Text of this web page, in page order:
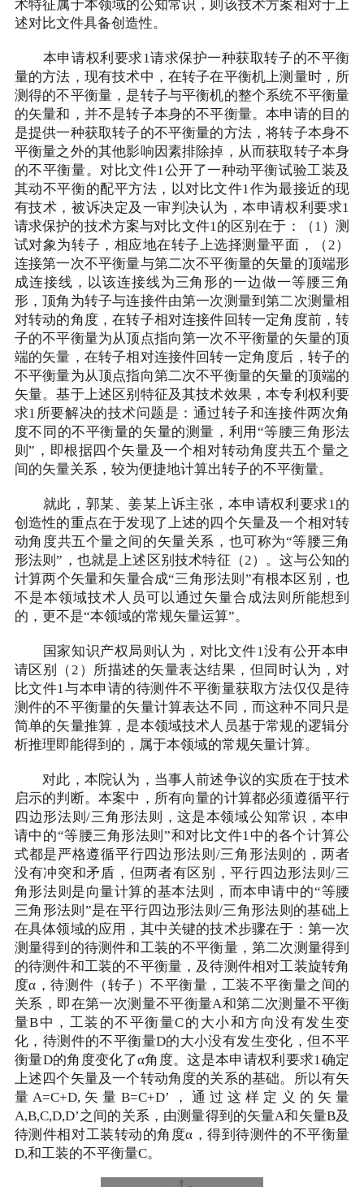
术特征属于本领域的公知常识，则该技术方案相对于上
述对比文件具备创造性。
本申请权利要求1请求保护一种获取转子的不平衡
量的方法，现有技术中，在转子在平衡机上测量时，所
测得的不平衡量，是转子与平衡机的整个系统不平衡量
的矢量和，并不是转子本身的不平衡量。本申请的目的
是提供一种获取转子的不平衡量的方法，将转子本身不
平衡量之外的其他影响因素排除掉，从而获取转子本身
的不平衡量。对比文件1公开了一种动平衡试验工装及
其动不平衡的配平方法，以对比文件1作为最接近的现
有技术，被诉决定及一审判决认为，本申请权利要求1
请求保护的技术方案与对比文件1的区别在于：（1）测
试对象为转子，相应地在转子上选择测量平面，（2）
连接第一次不平衡量与第二次不平衡量的矢量的顶端形
成连接线，以该连接线为三角形的一边做一等腰三角
形，顶角为转子与连接件由第一次测量到第二次测量相
对转动的角度，在转子相对连接件回转一定角度前，转
子的不平衡量为从顶点指向第一次不平衡量的矢量的顶
端的矢量，在转子相对连接件回转一定角度后，转子的
不平衡量为从顶点指向第二次不平衡量的矢量的顶端的
矢量。基于上述区别特征及其技术效果，本专利权利要
求1所要解决的技术问题是：通过转子和连接件两次角
度不同的不平衡量的矢量的测量，利用“等腰三角形法
则”，即根据四个矢量及一个相对转动角度共五个量之
间的矢量关系，较为便捷地计算出转子的不平衡量。
就此，郭某、姜某上诉主张，本申请权利要求1的
创造性的重点在于发现了上述的四个矢量及一个相对转
动角度共五个量之间的矢量关系，也可称为“等腰三角
形法则”，也就是上述区别技术特征（2）。这与公知的
计算两个矢量和矢量合成“三角形法则”有根本区别，也
不是本领域技术人员可以通过矢量合成法则所能想到
的，更不是“本领域的常规矢量运算”。
国家知识产权局则认为，对比文件1没有公开本申
请区别（2）所描述的矢量表达结果，但同时认为，对
比文件1与本申请的待测件不平衡量获取方法仅仅是待
测件的不平衡量的矢量计算表达不同，而这种不同只是
简单的矢量推算，是本领域技术人员基于常规的逻辑分
析推理即能得到的，属于本领域的常规矢量计算。
对此，本院认为，当事人前述争议的实质在于技术
启示的判断。本案中，所有向量的计算都必须遵循平行
四边形法则/三角形法则，这是本领域公知常识，本申
请中的“等腰三角形法则”和对比文件1中的各个计算公
式都是严格遵循平行四边形法则/三角形法则的，两者
没有冲突和矛盾，但两者有区别，平行四边形法则/三
角形法则是向量计算的基本法则，而本申请中的“等腰
三角形法则”是在平行四边形法则/三角形法则的基础上
在具体领域的应用，其中关键的技术步骤在于：第一次
测量得到的待测件和工装的不平衡量，第二次测量得到
的待测件和工装的不平衡量，及待测件相对工装旋转角
度α，待测件（转子）不平衡量，工装不平衡量之间的
关系，即在第一次测量不平衡量A和第二次测量不平衡
量B中，工装的不平衡量C的大小和方向没有发生变
化，待测件的不平衡量D的大小没有发生变化，但不平
衡量D的角度变化了α角度。这是本申请权利要求1确定
上述四个矢量及一个转动角度的关系的基础。所以有矢
量A=C+D,矢量B=C+D’，通过这样定义的矢量
A,B,C,D,D’之间的关系，由测量得到的矢量A和矢量B及
待测件相对工装转动的角度α，得到待测件的不平衡量
D,和工装的不平衡量C。